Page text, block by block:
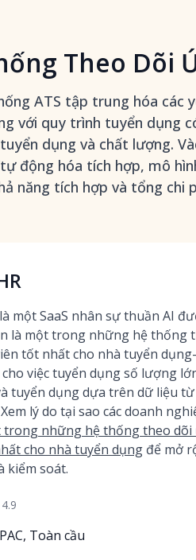
Theo Dõi
ATS tập trung hóa các
với quy trình tuyển dụng
dụng và chất lượng.
động hóa tích hợp, mô
năng tích hợp và tổng chi
một SaaS nhân sự thuần AI
là một trong những hệ thống
tốt nhất cho nhà tuyển
việc tuyển dụng số lượng
tuyển dụng dựa trên dữ liệu
lý do tại sao các doanh
trong những hệ thống theo dõi
cho nhà tuyển dụng để mở
kiểm soát.
4.9
Toàn cầu